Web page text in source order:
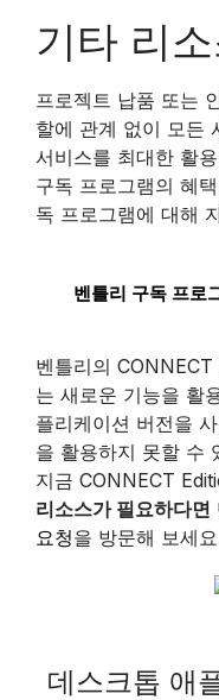
기타 리
프로젝트 납품 또는
할에 관계 없이 모든
서비스를 최대한 활
구독 프로그램의 혜
독 프로그램에 대해
벤틀리 구독 프로
벤틀리의
는 새로운 기능을 활
플리케이션 버전을
을 활용하지 못할 수
지금 CONNECT
리소스가 필요하다면
요청을 방문해 보세
데스크톱 애